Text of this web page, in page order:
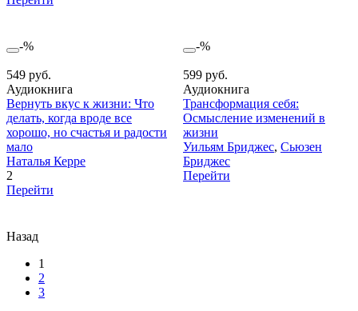
-%
549 руб.
Аудиокнига
Вернуть вкус к жизни: Что
делать, когда вроде все
хорошо, но счастья и радости
мало
Наталья Керре
2
Перейти
-%
599 руб.
Аудиокнига
Трансформация себя:
Осмысление изменений в
жизни
Уильям Бриджес, Сьюзен
Бриджес
Перейти
Назад
1
2
3